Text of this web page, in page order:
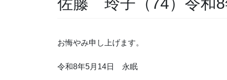
お悔やみ申し上げます。
令和8年5月14日 永眠